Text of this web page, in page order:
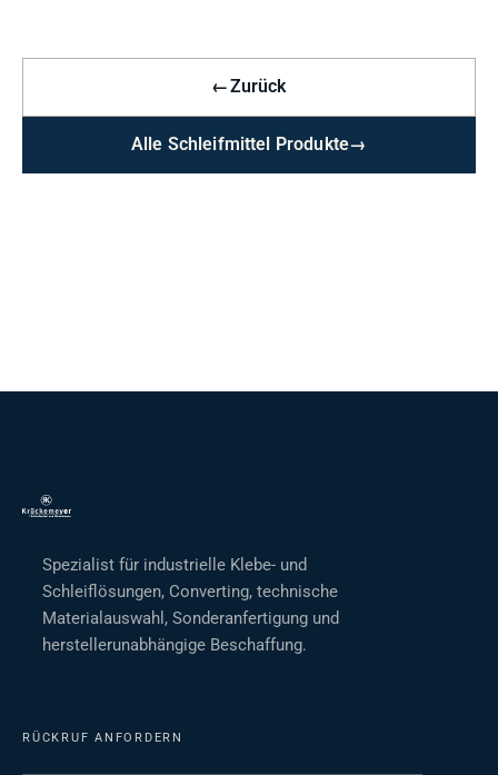
←Zurück
Alle Schleifmittel Produkte→
Spezialist für industrielle Klebe- und
Schleiflösungen, Converting, technische
Materialauswahl, Sonderanfertigung und
herstellerunabhängige Beschaffung.
RÜCKRUF ANFORDERN